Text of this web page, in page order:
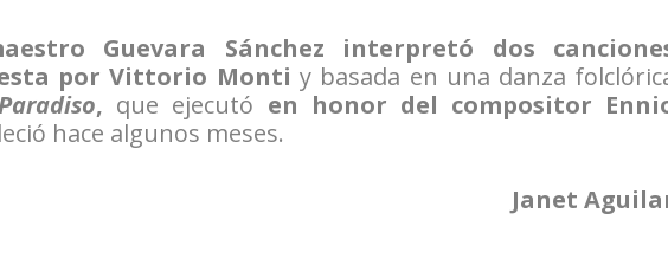
Guevara Sánchez interpretó dos
por Vittorio Monti y basada en una danza
, que ejecutó en honor del compositor
hace algunos meses.
Janet